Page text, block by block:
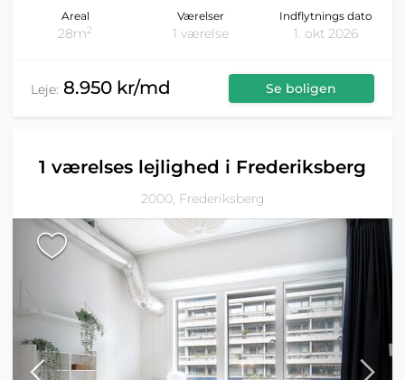
Areal
28m2
Værelser
1 værelse
Indflytnings dato
1. okt 2026
Leje: 8.950 kr/md Se boligen
1 værelses lejlighed i Frederiksberg
2000, Frederiksberg